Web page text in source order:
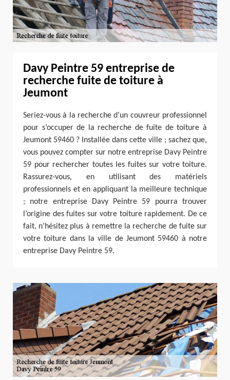
Davy Peintre 59 entreprise de
recherche fuite de toiture à
Jeumont
Seriez-vous à la recherche d’un couvreur professionnel
pour s’occuper de la recherche de fuite de toiture à
Jeumont 59460 ? Installée dans cette ville ; sachez que,
vous pouvez compter sur notre entreprise Davy Peintre
59 pour rechercher toutes les fuites sur votre toiture.
Rassurez-vous, en utilisant des matériels
professionnels et en appliquant la meilleure technique
; notre entreprise Davy Peintre 59 pourra trouver
l’origine des fuites sur votre toiture rapidement. De ce
fait, n’hésitez plus à remettre la recherche de fuite sur
votre toiture dans la ville de Jeumont 59460 à notre
entreprise Davy Peintre 59.